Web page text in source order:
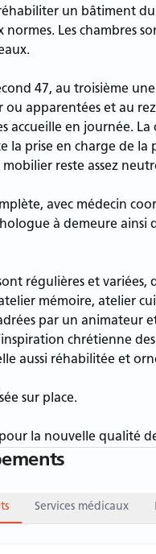
un bâtiment
normes. Les chambres
47, au troisième
apparentées et au
accueille en journée.
la prise en charge de
reste assez
avec médecin
à demeure ainsi
régulières et
mémoire, atelier
par un animateur
chrétienne
aussi réhabilitée et
sur place.
la nouvelle qualité
Services médicaux